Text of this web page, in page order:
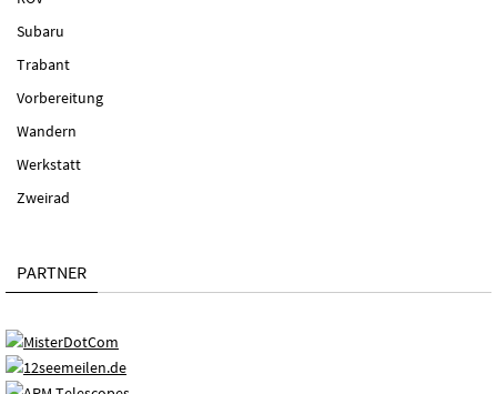
Subaru
Trabant
Vorbereitung
Wandern
Werkstatt
Zweirad
PARTNER